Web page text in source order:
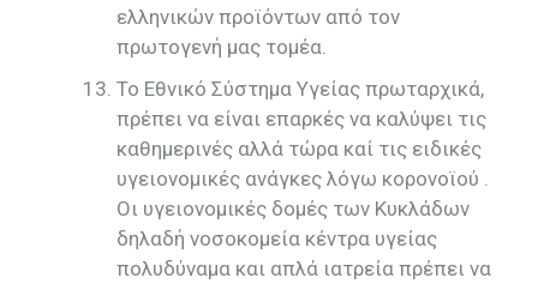
ελληνικών προϊόντων από τον
πρωτογενή μας τομέα.
Το Εθνικό Σύστημα Υγείας πρωταρχικά,
πρέπει να είναι επαρκές να καλύψει τις
καθημερινές αλλά τώρα καί τις ειδικές
υγειονομικές ανάγκες λόγω κορονοϊού .
Οι υγειονομικές δομές των Κυκλάδων
δηλαδή νοσοκομεία κέντρα υγείας
πολυδύναμα και απλά ιατρεία πρέπει να